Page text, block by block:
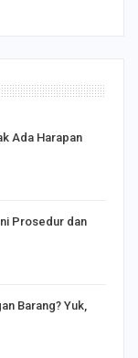
Ada Harapan
Prosedur dan
Barang? Yuk,